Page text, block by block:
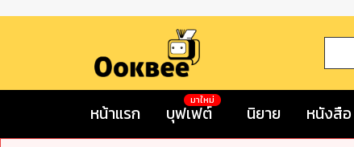
หน้าแรก บุฟเฟต์
มาใหม่
นิยาย หนังสือ